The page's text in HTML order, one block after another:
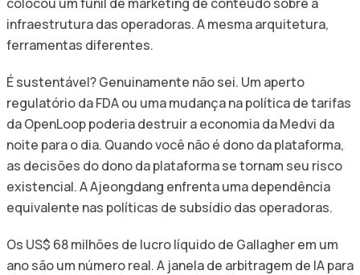
infraestrutura das operadoras. A mesma arquitetura,
ferramentas diferentes.
É sustentável? Genuinamente não sei. Um aperto
regulatório da FDA ou uma mudança na política de tarifas
da OpenLoop poderia destruir a economia da Medvi da
noite para o dia. Quando você não é dono da plataforma,
as decisões do dono da plataforma se tornam seu risco
existencial. A Ajeongdang enfrenta uma dependência
equivalente nas políticas de subsídio das operadoras.
Os US$ 68 milhões de lucro líquido de Gallagher em um
ano são um número real. A janela de arbitragem de IA para